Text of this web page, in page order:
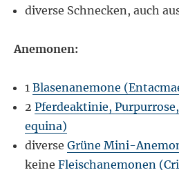
diverse Schnecken, auch
Anemonen:
1Blasenanemone
2Pferdeaktinie,
equina)
diverseGrüne Mini-
keineFleischanemonen